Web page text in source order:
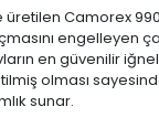
Camorex
engelleyen
en güvenilir
olması
sunar.